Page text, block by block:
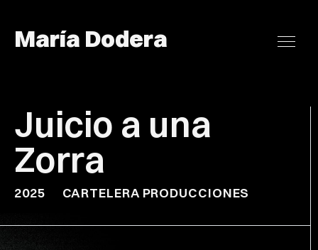
María Dodera
Juicio a una
Zorra
2025 CARTELERA PRODUCCIONES